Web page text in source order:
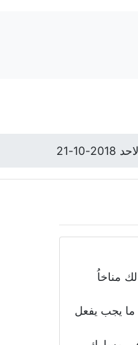
21
مناخاُ
ما يجب يفعل